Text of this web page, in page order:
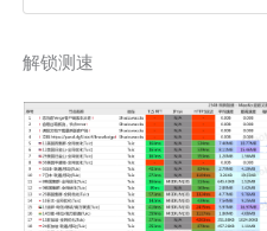
解锁测速